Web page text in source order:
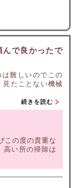
んで良かったで
難しいのでこの
見たことない機械
続きを読む
この度の貴重な
高い所の掃除は